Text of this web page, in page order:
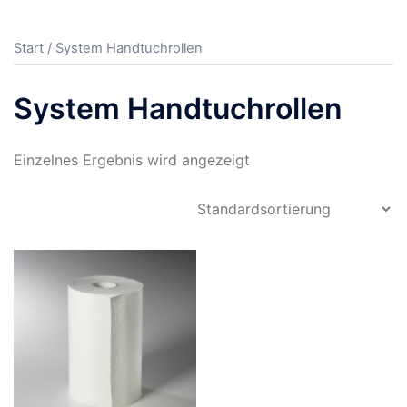
Start / System Handtuchrollen
System Handtuchrollen
Einzelnes Ergebnis wird angezeigt